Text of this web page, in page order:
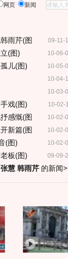
网页 新闻
09-11-
雨芹(图
10-06-
(图)
10-05-
儿(图)
10-04-
10-03-
10-02-
戏(图)
10-02-
感慨(图
10-02-
新篇(图
10-02-
(图)
09-09-
板(图)
张慧 韩雨芹的新闻